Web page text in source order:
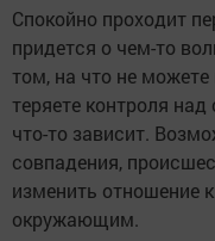
Спокойно проходит
придется о чем-то
том, на что не
теряете контроля
что-то зависит.
совпадения,
изменить отношение
окружающим.